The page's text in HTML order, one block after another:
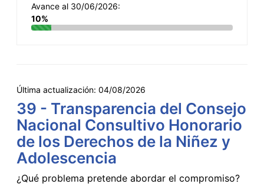
Avance al 30/06/2026:
10%
Última actualización: 04/08/2026
39 - Transparencia del Consejo
Nacional Consultivo Honorario
de los Derechos de la Niñez y
Adolescencia
¿Qué problema pretende abordar el compromiso?